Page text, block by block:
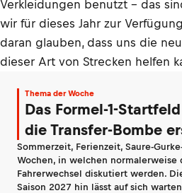
Verkleidungen benutzt – das
wir für dieses Jahr zur
daran glauben, dass uns die
dieser Art von Strecken helfen
Thema der Woche
Das Formel-1-
die Transfer-Bombe
Sommerzeit, Ferienzeit, Saure-
Wochen, in welchen normalerweise
Fahrerwechsel diskutiert werden.
Saison 2027 hin lässt auf sich